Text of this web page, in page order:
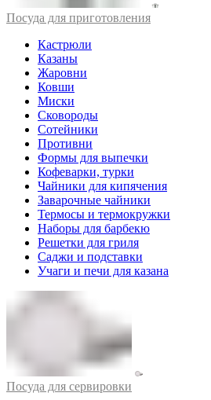
Посуда для приготовления
Кастрюли
Казаны
Жаровни
Ковши
Миски
Сковороды
Сотейники
Противни
Формы для выпечки
Кофеварки, турки
Чайники для кипячения
Заварочные чайники
Термосы и термокружки
Наборы для барбекю
Решетки для гриля
Саджи и подставки
Учаги и печи для казана
Посуда для сервировки